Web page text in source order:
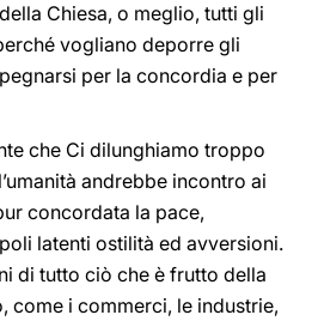
Chiesa, o meglio, tutti gli
vogliano deporre gli
per la concordia e per
che Ci dilunghiamo troppo
andrebbe incontro ai
concordata la pace,
latenti ostilità ed avversioni.
di tutto ciò che è frutto della
come i commerci, le industrie,